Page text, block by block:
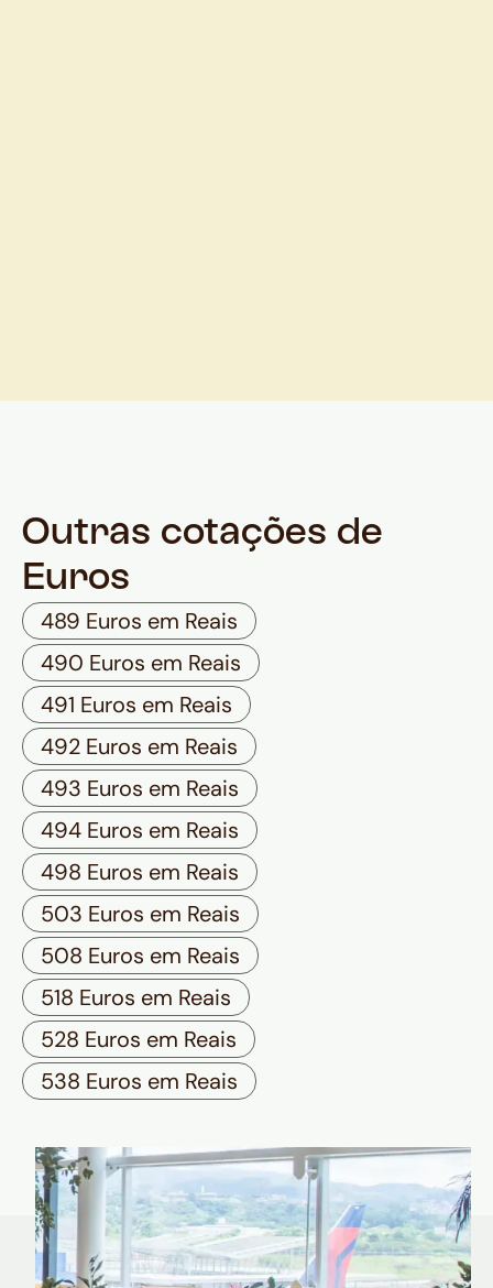
Outras cotações de
Euros
489 Euros em Reais
490 Euros em Reais
491 Euros em Reais
492 Euros em Reais
493 Euros em Reais
494 Euros em Reais
498 Euros em Reais
503 Euros em Reais
508 Euros em Reais
518 Euros em Reais
528 Euros em Reais
538 Euros em Reais